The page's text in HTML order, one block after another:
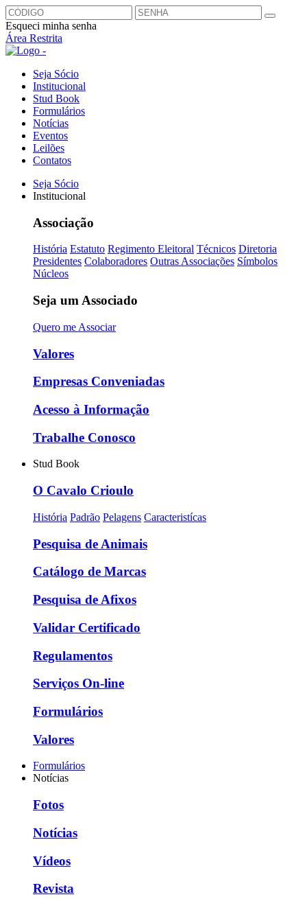
Esqueci minha senha
Área Restrita
Seja Sócio
Institucional
Stud Book
Formulários
Notícias
Eventos
Leilões
Contatos
Seja Sócio
Institucional
Associação
História Estatuto Regimento Eleitoral Técnicos Diretoria
Presidentes Colaboradores Outras Associações Símbolos
Núcleos
Seja um Associado
Quero me Associar
Valores
Empresas Conveniadas
Acesso à Informação
Trabalhe Conosco
Stud Book
O Cavalo Crioulo
História Padrão Pelagens Caracteristícas
Pesquisa de Animais
Catálogo de Marcas
Pesquisa de Afixos
Validar Certificado
Regulamentos
Serviços On-line
Formulários
Valores
Formulários
Notícias
Fotos
Notícias
Vídeos
Revista